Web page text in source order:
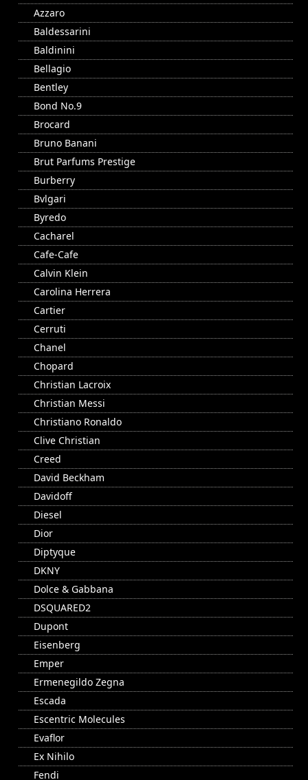
Azzaro
Baldessarini
Baldinini
Bellagio
Bentley
Bond No.9
Brocard
Bruno Banani
Brut Parfums Prestige
Burberry
Bvlgari
Byredo
Cacharel
Cafe-Cafe
Calvin Klein
Carolina Herrera
Cartier
Cerruti
Chanel
Chopard
Christian Lacroix
Christian Messi
Christiano Ronaldo
Clive Christian
Creed
David Beckham
Davidoff
Diesel
Dior
Diptyque
DKNY
Dolce & Gabbana
DSQUARED2
Dupont
Eisenberg
Emper
Ermenegildo Zegna
Escada
Escentric Molecules
Evaflor
Ex Nihilo
Fendi